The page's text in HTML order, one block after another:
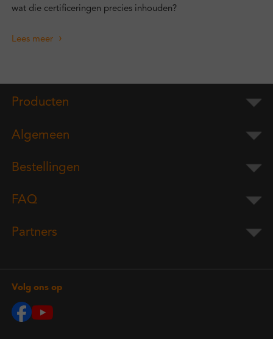
wat die certificeringen precies inhouden?
Lees meer
Producten
Algemeen
Bestellingen
FAQ
Partners
Volg ons op